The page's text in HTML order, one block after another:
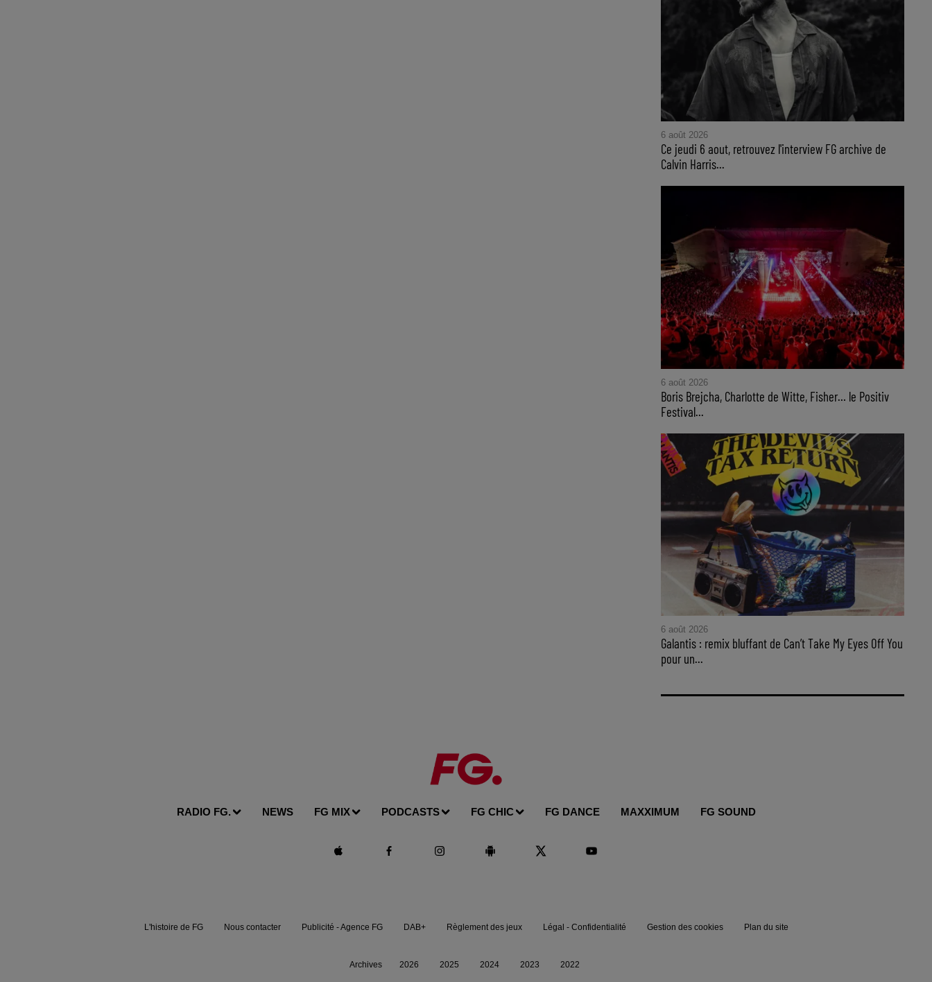
6 août 2026
Ce jeudi 6 aout, retrouvez l'interview FG archive de
Calvin Harris...
6 août 2026
Boris Brejcha, Charlotte de Witte, Fisher… le Positiv
Festival...
6 août 2026
Galantis : remix bluffant de Can’t Take My Eyes Off You
pour un...
RADIO FG. NEWS FG MIX PODCASTS FG CHIC FG DANCE MAXXIMUM FG SOUND
L'histoire de FG Nous contacter Publicité - Agence FG DAB+ Règlement des jeux Légal - Confidentialité Gestion des cookies Plan du site
Archives 2026 2025 2024 2023 2022